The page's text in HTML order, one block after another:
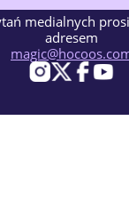
medialnych
adresem